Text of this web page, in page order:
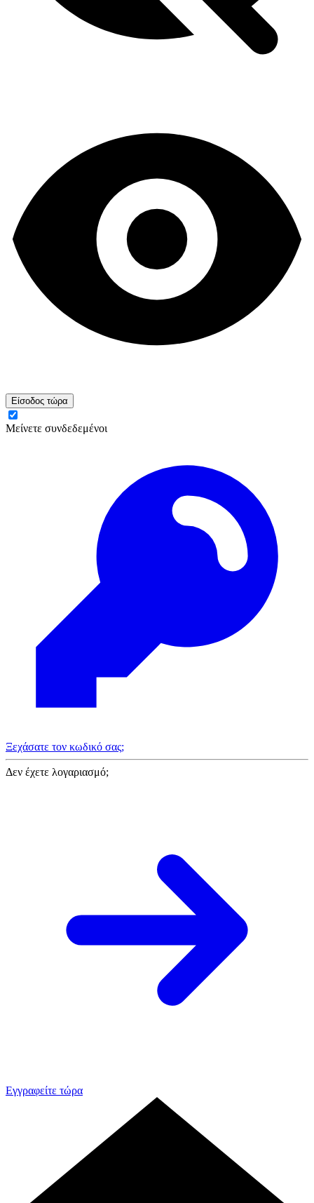
Είσοδος τώρα
Μείνετε συνδεδεμένοι
Ξεχάσατε τον κωδικό σας;
Δεν έχετε λογαριασμό;
Εγγραφείτε τώρα